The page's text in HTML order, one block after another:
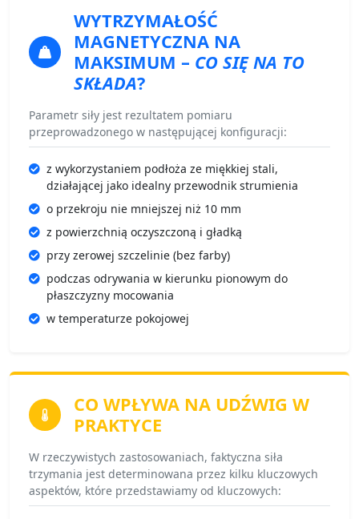
WYTRZYMAŁOŚĆ
MAGNETYCZNA NA
MAKSIMUM – CO SIĘ NA TO
SKŁADA?
Parametr siły jest rezultatem pomiaru
przeprowadzonego w następującej konfiguracji:
z wykorzystaniem podłoża ze miękkiej stali,
działającej jako idealny przewodnik strumienia
o przekroju nie mniejszej niż 10 mm
z powierzchnią oczyszczoną i gładką
przy zerowej szczelinie (bez farby)
podczas odrywania w kierunku pionowym do
płaszczyzny mocowania
w temperaturze pokojowej
CO WPŁYWA NA UDŹWIG W
PRAKTYCE
W rzeczywistych zastosowaniach, faktyczna siła
trzymania jest determinowana przez kilku kluczowych
aspektów, które przedstawiamy od kluczowych: